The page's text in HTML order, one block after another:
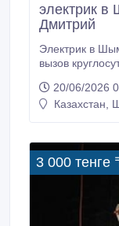
электрик в
Дмитрий
Электрик в
вызов
неисправности замене и прокладке новой проводки
в многоквартирных
20/06/2026
Казахстан,
3 000 тенге